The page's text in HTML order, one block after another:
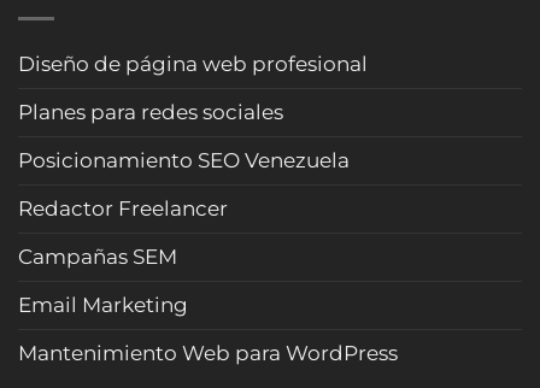
de
(2026)
cotiza
rápido,
curiosos
cierra
Diseño de página web profesional
Planes para redes sociales
Posicionamiento SEO Venezuela
Redactor Freelancer
Campañas SEM
Email Marketing
Mantenimiento Web para WordPress